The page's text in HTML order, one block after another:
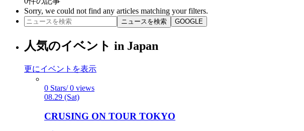
Sorry, we could not find any articles matching your filters.
ニュースを検索 GOOGLE
人気のイベント in Japan
更にイベントを表示
0 Stars/ 0 views
08.29 (Sat)
CRUSING ON TOUR TOKYO